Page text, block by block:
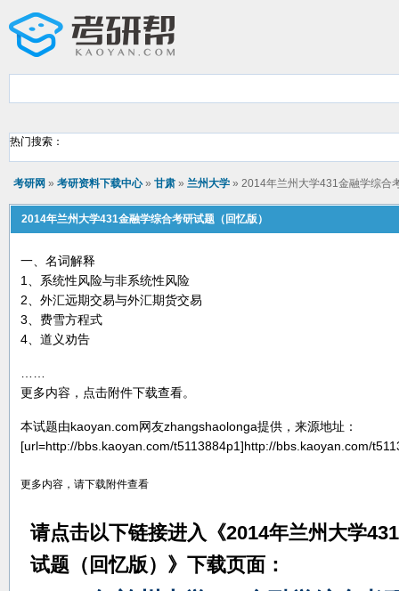
热门搜索：
考研网 » 考研资料下载中心» 甘肃 » 兰州大学 » 2014年兰州大学431金融学综合
2014年兰州大学431金融学综合考研试题（回忆版）
一、名词解释
1、系统性风险与非系统性风险
2、外汇远期交易与外汇期货交易
3、费雪方程式
4、道义劝告
更多内容，点击附件下载查看。
本试题由kaoyan.com网友zhangshaolonga提供，来源地址：
[url=http://bbs.kaoyan.com/t5113884p1]http://bbs.kaoyan.com/
更多内容，请下载附件查看
请点击以下链接进入《2014年兰州大学
试题（回忆版） 》下载页面：